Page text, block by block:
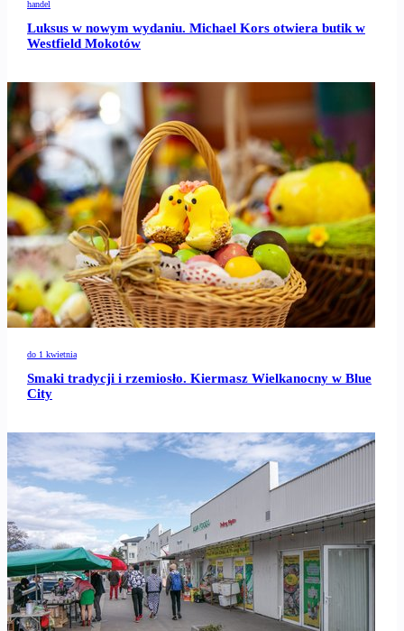
handel
Luksus w nowym wydaniu. Michael Kors otwiera butik w
Westfield Mokotów
do 1 kwietnia
Smaki tradycji i rzemiosło. Kiermasz Wielkanocny w Blue
City